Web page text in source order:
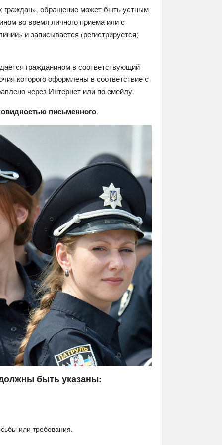
граждан», обращение может быть устным
во время личного приема или с
и записывается (регистрируется)
гражданином в соответствующий
которого оформлены в соответствие с
через Интернет или по емейлу.
письменного.
быть указаны:
или требования.